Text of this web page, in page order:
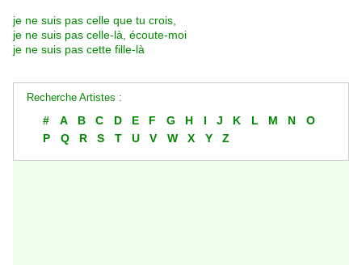
je ne suis pas celle que tu crois,
je ne suis pas celle-là, écoute-moi
je ne suis pas cette fille-là
Recherche Artistes :
# A B C D E F G H I J K L M N
O
P
Q R S T U V W X Y Z